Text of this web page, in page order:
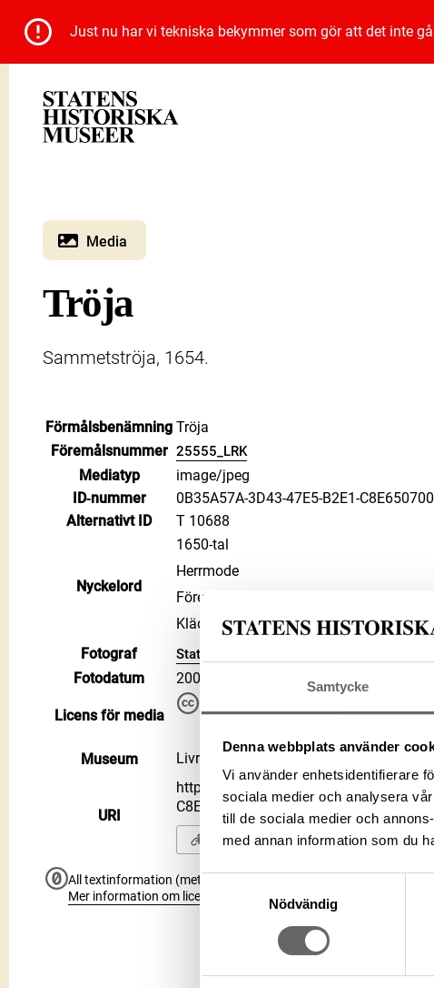
Samtycke
Denna webbplats använder
Vi använder enhetsidentifierare
sociala medier och analysera
till de sociala medier och
med annan information som du
Nödvändig
Just nu har vi tekniska bekymmer som gör att det inte
Media
Tröja
Sammetströja, 1654.
Förmålsbenämning Tröja
Föremålsnummer 25555_LRK
Mediatyp
image/jpeg
ID‑nummer
0B35A57A-3D43-47E5-B2E1-
Alternativt ID
T 10688
Nyckelord
1650-tal
Herrmode
Föremålsbild
Kläder
Fotograf
Statens historiska museer
Fotodatum 2002
Licens för media
kommersiella, så länge du anger
Museum Livrustkammaren
URI
https://samlingar.shm.se/media/
C8E6507009D1
Kopiera URI
All textinformation (metadata) på denna sida är fri att använda
Mer information om licenser hos Statens historiska museer.